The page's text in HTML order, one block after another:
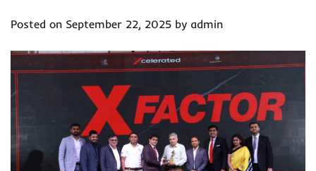
Posted on September 22, 2025 by admin